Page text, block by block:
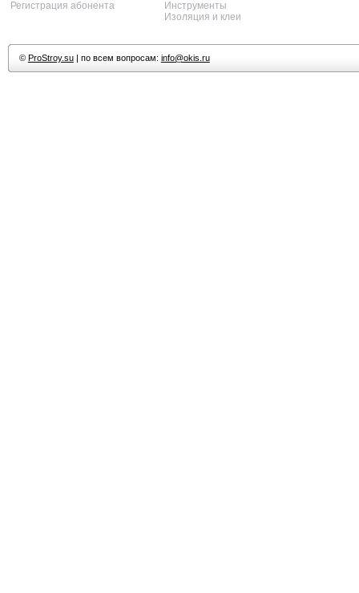
Регистрация абонента
Инструменты
Изоляция и клеи
© ProStroy.su| по всем вопросам: info@okis.ru